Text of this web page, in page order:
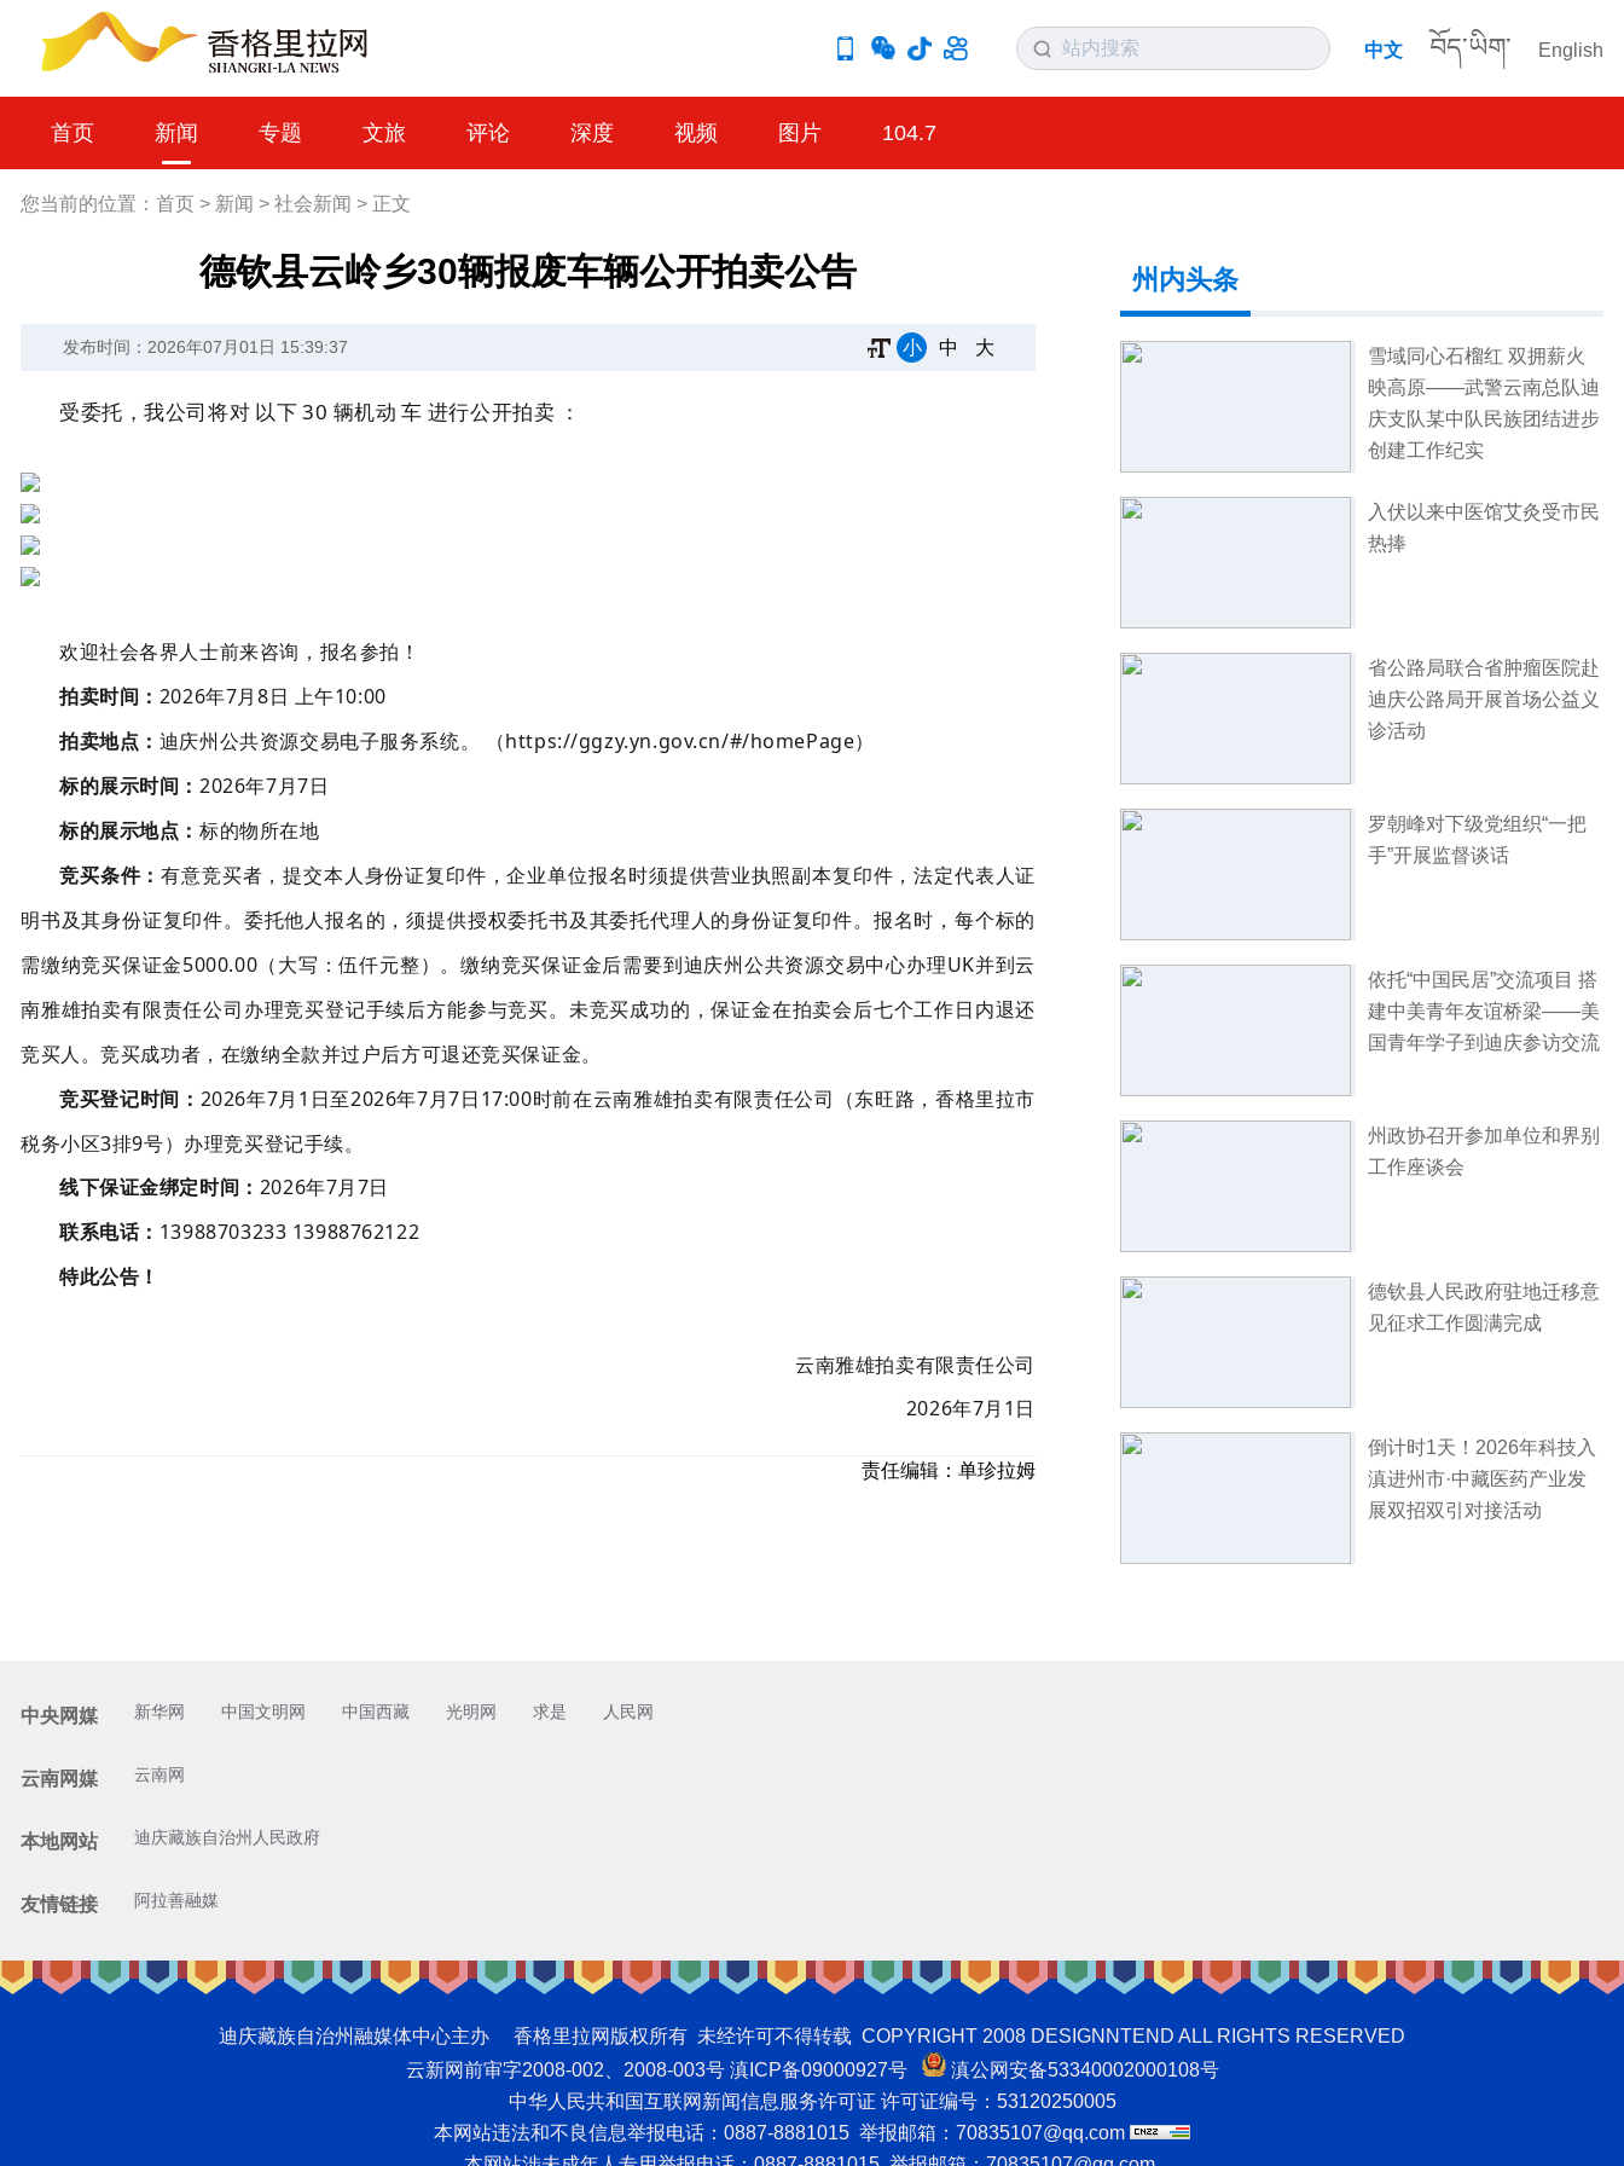
中文 བོད་ཡིག་ English
首页 新闻 专题 文旅 评论 深度 视频 图片 104.7
您当前的位置： 首页 > 新闻 > 社会新闻 > 正文
德钦县云岭乡30辆报废车辆公开拍卖公告
发布时间：2026年07月01日 15:39:37 小 中 大
受委托，我公司将对 以下30 辆机动 车 进行公开拍卖 ：
欢迎社会各界人士前来咨询，报名参拍！
拍卖时间： 2026年7月8日 上午10:00
拍卖地点： 迪庆州公共资源交易电子服务系统。 （https://ggzy.yn.gov.cn/#/homePage）
标的展示时间：2026年7月7日
标的展示地点：标的物所在地
竞买条件：有意竞买者，提交本人身份证复印件，企业单位报名时须提供营业执照副本复印件，法定代表人证
明书及其身份证复印件。委托他人报名的，须提供授权委托书及其委托代理人的身份证复印件。报名时，每个标的
需缴纳竞买保证金5000.00 （大写：伍仟元整） 。缴纳竞买保证金后需要到迪庆州公共资源交易中心办理UK并到云
南雅雄拍卖有限责任公司办理竞买登记手续后方能参与竞买。 未竞买成功的，保证金在拍卖会后七个工作日内退还
竞买人。竞买成功者，在缴纳全款并过户后方可退还竞买保证金。
竞买登记时间： 2026年7月 1 日至2026年7月7日17:00时前在云南雅雄拍卖有限责任公司（东旺路，香格里拉市
税务小区3排9号）办理竞买登记手续。
线下保证金绑定时间： 2026年7月7日
联系电话： 13988703233 13988762122
特此公告！
云南雅雄拍卖有限责任公司
2026年7月 1 日
责任编辑： 单珍拉姆
州内头条
雪域同心石榴红 双拥薪火
映高原——武警云南总队迪
庆支队某中队民族团结进步
创建工作纪实
入伏以来中医馆艾灸受市民
热捧
省公路局联合省肿瘤医院赴
迪庆公路局开展首场公益义
诊活动
罗朝峰对下级党组织“一把
手”开展监督谈话
依托“中国民居”交流项目 搭
建中美青年友谊桥梁——美
国青年学子到迪庆参访交流
州政协召开参加单位和界别
工作座谈会
德钦县人民政府驻地迁移意
见征求工作圆满完成
倒计时1天！2026年科技入
滇进州市·中藏医药产业发
展双招双引对接活动
中央网媒 新华网 中国文明网 中国西藏 光明网 求是 人民网
云南网媒 云南网
本地网站 迪庆藏族自治州人民政府
友情链接 阿拉善融媒
迪庆藏族自治州融媒体中心主办 香格里拉网版权所有 未经许可不得转载 COPYRIGHT 2008 DESIGNNTEND ALL RIGHTS RESERVED
云新网前审字2008-002、2008-003号 滇ICP备09000927号
滇公网安备53340002000108号
中华人民共和国互联网新闻信息服务许可证 许可证编号：53120250005
本网站违法和不良信息举报电话：0887-8881015 举报邮箱：70835107@qq.com